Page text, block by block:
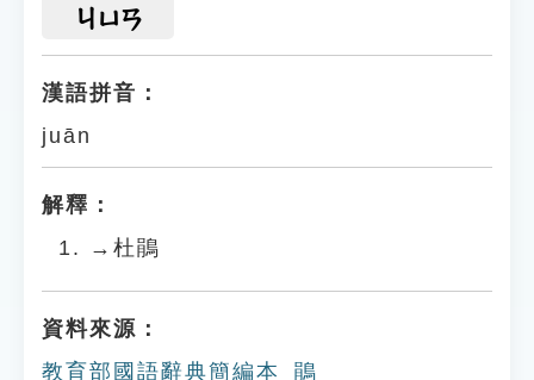
ㄐㄩㄢ
漢語拼音：
juān
解釋：
→杜鵑
資料來源：
教育部國語辭典簡編本_鵑